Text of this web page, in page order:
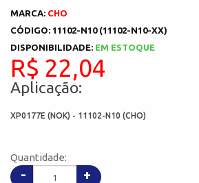
MARCA: CHO
CÓDIGO: 11102-N10 (11102-N10-XX)
DISPONIBILIDADE: EM ESTOQUE
R$ 22,04
Aplicação:
XP0177E (NOK) - 11102-N10 (CHO)
Quantidade:
- +